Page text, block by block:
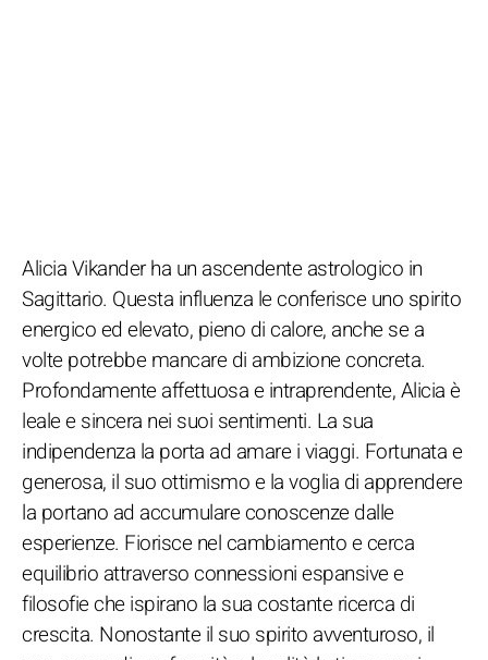
Alicia Vikander ha un ascendente astrologico in
Sagittario. Questa influenza le conferisce uno spirito
energico ed elevato, pieno di calore, anche se a
volte potrebbe mancare di ambizione concreta.
Profondamente affettuosa e intraprendente, Alicia è
leale e sincera nei suoi sentimenti. La sua
indipendenza la porta ad amare i viaggi. Fortunata e
generosa, il suo ottimismo e la voglia di apprendere
la portano ad accumulare conoscenze dalle
esperienze. Fiorisce nel cambiamento e cerca
equilibrio attraverso connessioni espansive e
filosofie che ispirano la sua costante ricerca di
crescita. Nonostante il suo spirito avventuroso, il